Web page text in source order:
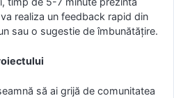
realiza un feedback rapid din
sau o sugestie de îmbunătățire.
să ai grijă de comunitatea